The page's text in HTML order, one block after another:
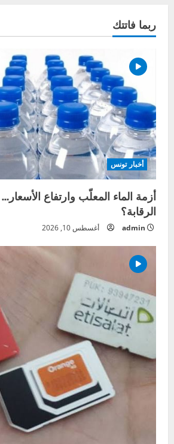
ربما فاتتك
أخبار تونس
أزمة الماء المعلّب وارتفاع
الرقابة؟
admin أغسطس 10, 2026